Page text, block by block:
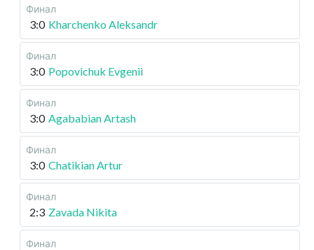
Финал
3:0 Kharchenko Aleksandr
Финал
3:0 Popovichuk Evgenii
Финал
3:0 Agababian Artash
Финал
3:0 Chatikian Artur
Финал
2:3 Zavada Nikita
Финал